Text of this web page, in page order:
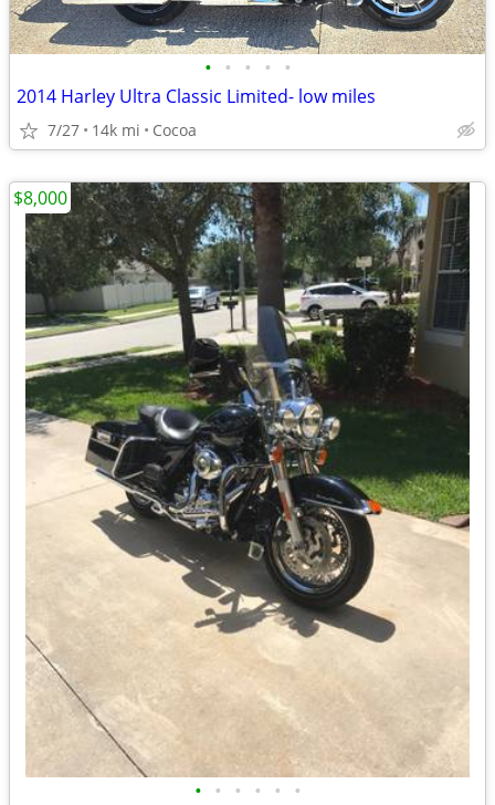
• • • • •
2014 Harley Ultra Classic Limited- low miles
7/27 14k mi Cocoa
• • • • • •
$8,000